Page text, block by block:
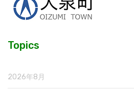
Topics
2026年8月